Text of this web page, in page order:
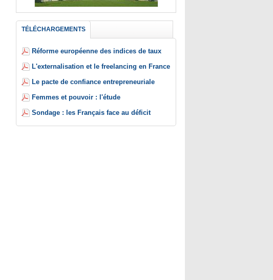
TÉLÉCHARGEMENTS
Réforme européenne des indices de taux
L'externalisation et le freelancing en France
Le pacte de confiance entrepreneuriale
Femmes et pouvoir : l'étude
Sondage : les Français face au déficit